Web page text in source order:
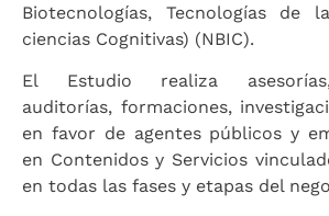
Biotecnologías, Tecnologías de
ciencias Cognitivas) (NBIC).
El Estudio realiza
auditorías, formaciones,
en favor de agentes públicos y
en Contenidos y Servicios
en todas las fases y etapas del